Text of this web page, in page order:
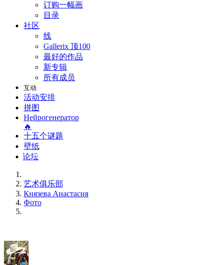
订购一幅画
目录
社区
线
Gallerix 顶100
最好的作品
新专辑
所有成员
互动
活动安排
拼图
Нейрогенератор
🔥
十五个谜题
壁纸
论坛
艺术俱乐部
Князева Анастасия
Фото